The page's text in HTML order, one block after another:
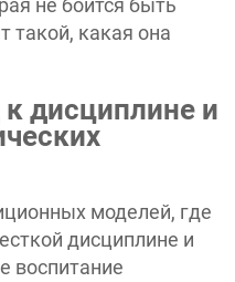
не боится быть
такой, какая она
дисциплине и
моделей, где
дисциплине и
воспитание